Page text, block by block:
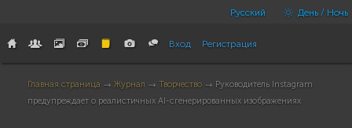
Русский День / Ночь
Вход Регистрация
Главная страница → Журнал → Творчество → Руководитель Instagram
предупреждает о реалистичных AI-сгенерированных изображениях